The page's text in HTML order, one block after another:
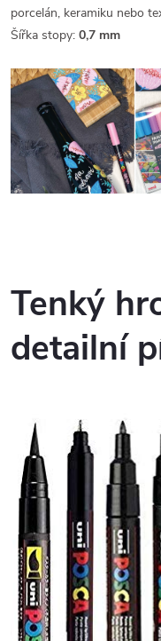
porcelán, keramiku nebo
Šířka stopy: 0,7 mm
Tenký
detailní